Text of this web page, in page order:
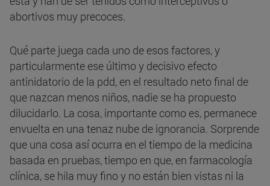
abortivos muy precoces.
Qué parte juega cada uno de esos factores, y
particularmente ese último y decisivo efecto
antinidatorio de la pdd, en el resultado neto final de
que nazcan menos niños, nadie se ha propuesto
dilucidarlo. La cosa, importante como es, permanece
envuelta en una tenaz nube de ignorancia. Sorprende
que una cosa así ocurra en el tiempo de la medicina
basada en pruebas, tiempo en que, en farmacología
clínica, se hila muy fino y no están bien vistas ni la